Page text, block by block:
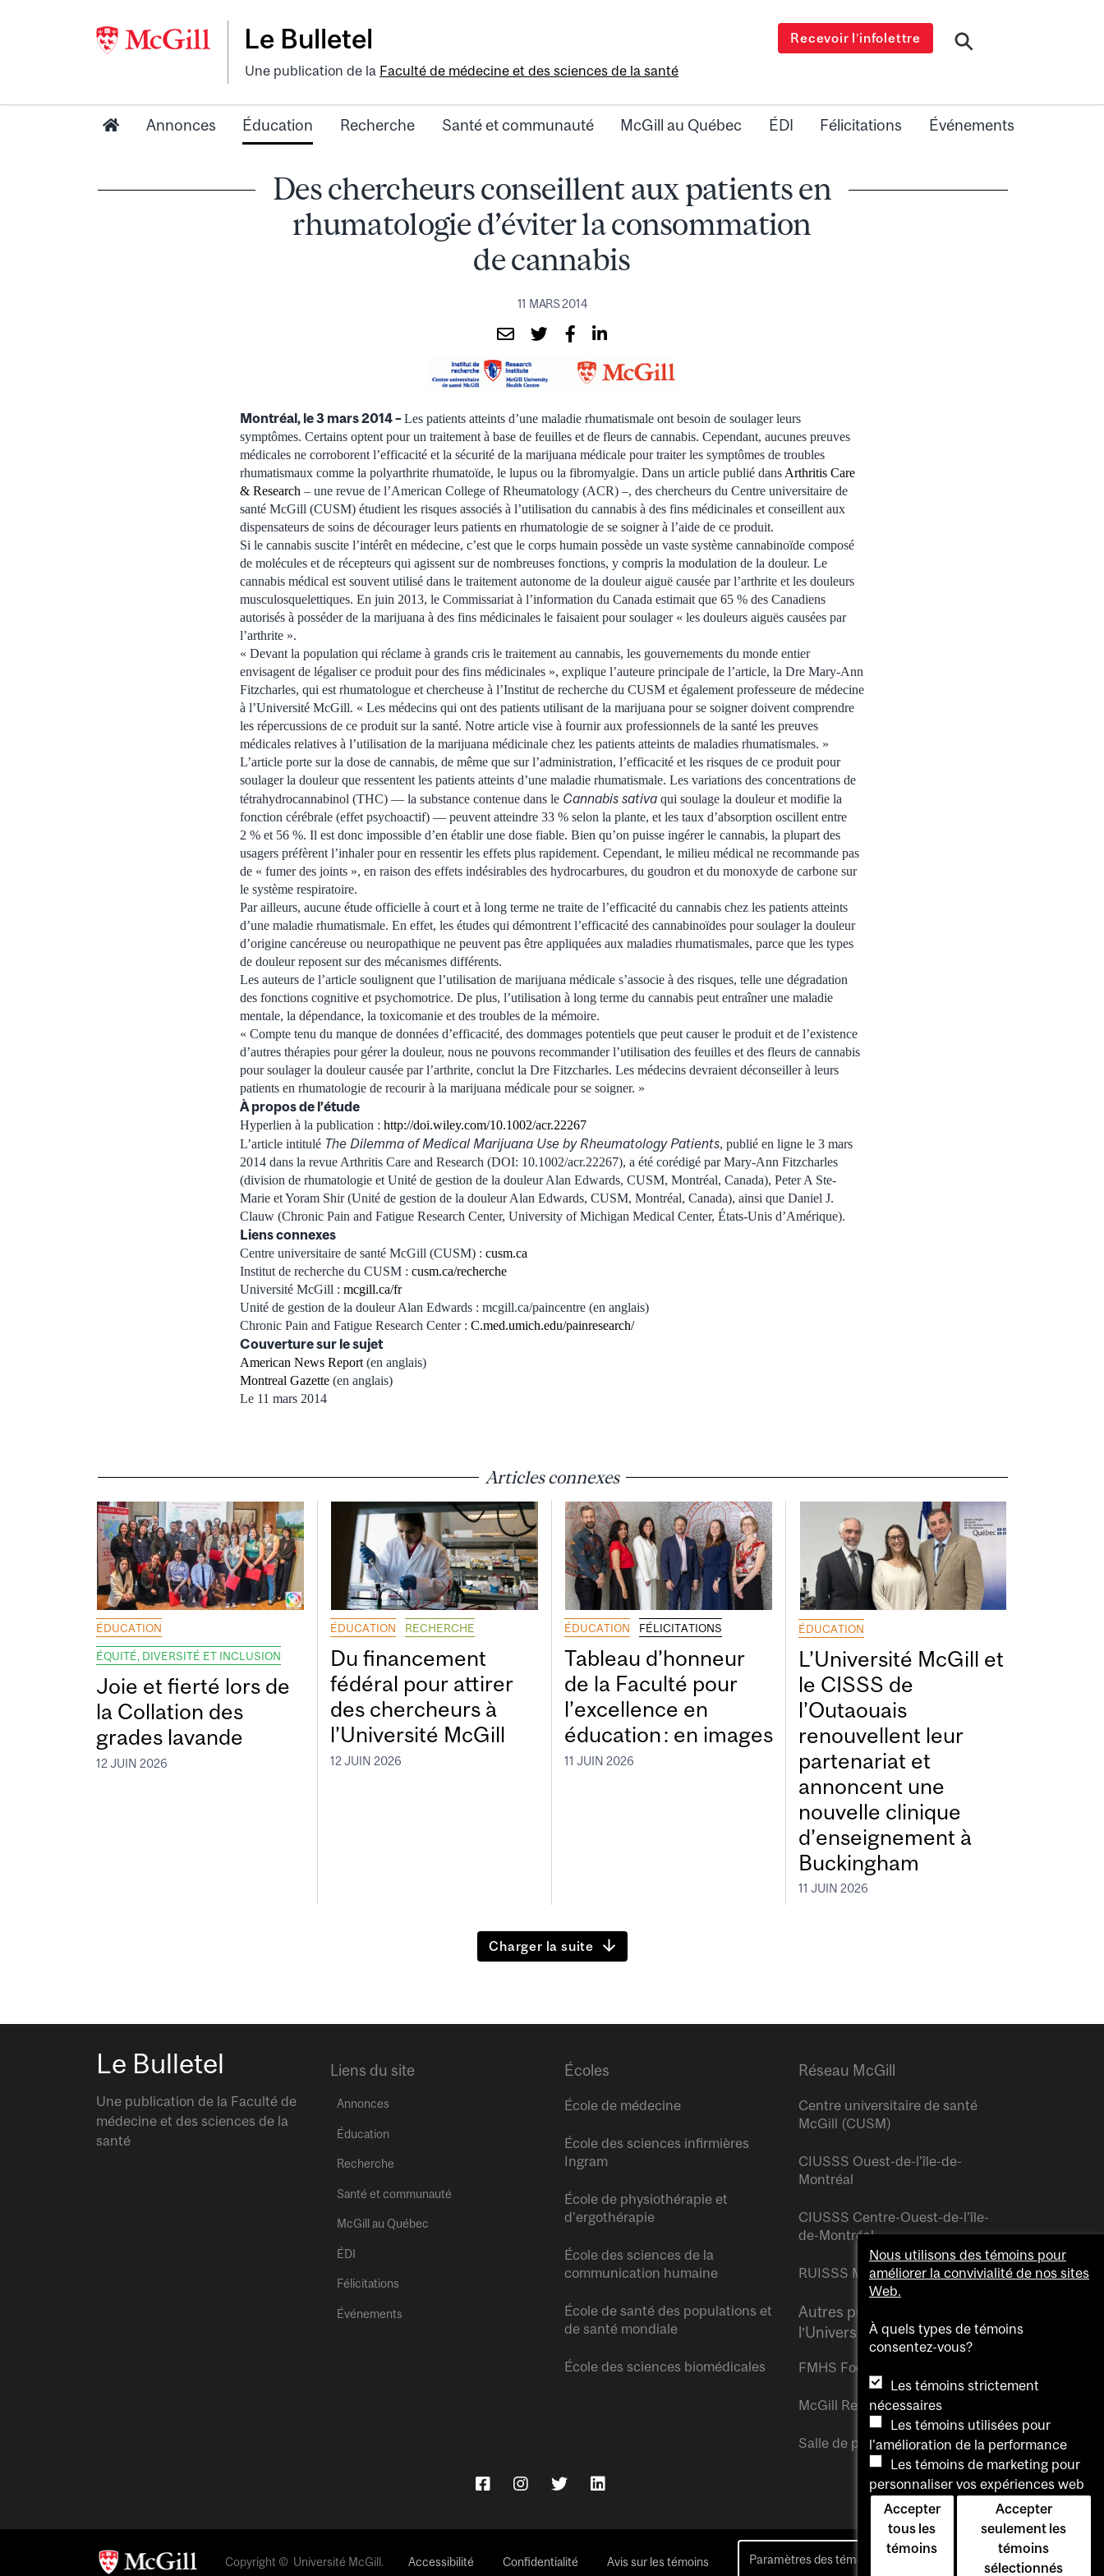
Le Bulletel
Une publication de la Faculté de médecine et des sciences de la santé
Recevoir l’infolettre
Annonces Éducation Recherche Santé et communauté McGill au Québec ÉDI Félicitations Événements
Des chercheurs conseillent aux patients en
rhumatologie d’éviter la consommation
de cannabis
11 MARS 2014
Montréal, le 3 mars 2014 –Les patients atteints d’une maladie rhumatismale ont besoin de soulager leurs
symptômes. Certains optent pour un traitement à base de feuilles et de fleurs de cannabis. Cependant, aucunes preuves
médicales ne corroborent l’efficacité et la sécurité de la marijuana médicale pour traiter les symptômes de troubles
rhumatismaux comme la polyarthrite rhumatoïde, le lupus ou la fibromyalgie. Dans un article publié dans Arthritis Care
& Research – une revue de l’American College of Rheumatology (ACR) –, des chercheurs du Centre universitaire de
santé McGill (CUSM) étudient les risques associés à l’utilisation du cannabis à des fins médicinales et conseillent aux
dispensateurs de soins de décourager leurs patients en rhumatologie de se soigner à l’aide de ce produit.
Si le cannabis suscite l’intérêt en médecine, c’est que le corps humain possède un vaste système cannabinoïde composé
de molécules et de récepteurs qui agissent sur de nombreuses fonctions, y compris la modulation de la douleur. Le
cannabis médical est souvent utilisé dans le traitement autonome de la douleur aiguë causée par l’arthrite et les douleurs
musculosquelettiques. En juin 2013, le Commissariat à l’information du Canada estimait que 65 % des Canadiens
autorisés à posséder de la marijuana à des fins médicinales le faisaient pour soulager « les douleurs aiguës causées par
l’arthrite ».
« Devant la population qui réclame à grands cris le traitement au cannabis, les gouvernements du monde entier
envisagent de légaliser ce produit pour des fins médicinales », explique l’auteure principale de l’article, la Dre Mary-Ann
Fitzcharles, qui est rhumatologue et chercheuse à l’Institut de recherche du CUSM et également professeure de médecine
à l’Université McGill. « Les médecins qui ont des patients utilisant de la marijuana pour se soigner doivent comprendre
les répercussions de ce produit sur la santé. Notre article vise à fournir aux professionnels de la santé les preuves
médicales relatives à l’utilisation de la marijuana médicinale chez les patients atteints de maladies rhumatismales. »
L’article porte sur la dose de cannabis, de même que sur l’administration, l’efficacité et les risques de ce produit pour
soulager la douleur que ressentent les patients atteints d’une maladie rhumatismale. Les variations des concentrations de
tétrahydrocannabinol (THC) — la substance contenue dans le Cannabis sativa qui soulage la douleur et modifie la
fonction cérébrale (effet psychoactif) — peuvent atteindre 33 % selon la plante, et les taux d’absorption oscillent entre
2 % et 56 %. Il est donc impossible d’en établir une dose fiable. Bien qu’on puisse ingérer le cannabis, la plupart des
usagers préfèrent l’inhaler pour en ressentir les effets plus rapidement. Cependant, le milieu médical ne recommande pas
de « fumer des joints », en raison des effets indésirables des hydrocarbures, du goudron et du monoxyde de carbone sur
le système respiratoire.
Par ailleurs, aucune étude officielle à court et à long terme ne traite de l’efficacité du cannabis chez les patients atteints
d’une maladie rhumatismale. En effet, les études qui démontrent l’efficacité des cannabinoïdes pour soulager la douleur
d’origine cancéreuse ou neuropathique ne peuvent pas être appliquées aux maladies rhumatismales, parce que les types
de douleur reposent sur des mécanismes différents.
Les auteurs de l’article soulignent que l’utilisation de marijuana médicale s’associe à des risques, telle une dégradation
des fonctions cognitive et psychomotrice. De plus, l’utilisation à long terme du cannabis peut entraîner une maladie
mentale, la dépendance, la toxicomanie et des troubles de la mémoire.
« Compte tenu du manque de données d’efficacité, des dommages potentiels que peut causer le produit et de l’existence
d’autres thérapies pour gérer la douleur, nous ne pouvons recommander l’utilisation des feuilles et des fleurs de cannabis
pour soulager la douleur causée par l’arthrite, conclut la Dre Fitzcharles. Les médecins devraient déconseiller à leurs
patients en rhumatologie de recourir à la marijuana médicale pour se soigner. »
À propos de l’étude
Hyperlien à la publication : http://doi.wiley.com/10.1002/acr.22267
L’article intitulé The Dilemma of Medical Marijuana Use by Rheumatology Patients, publié en ligne le 3 mars
2014 dans la revue Arthritis Care and Research (DOI: 10.1002/acr.22267), a été corédigé par Mary-Ann Fitzcharles
(division de rhumatologie et Unité de gestion de la douleur Alan Edwards, CUSM, Montréal, Canada), Peter A Ste-
Marie et Yoram Shir (Unité de gestion de la douleur Alan Edwards, CUSM, Montréal, Canada), ainsi que Daniel J.
Clauw (Chronic Pain and Fatigue Research Center, University of Michigan Medical Center, États-Unis d’Amérique).
Liens connexes
Centre universitaire de santé McGill (CUSM) : cusm.ca
Institut de recherche du CUSM : cusm.ca/recherche
Université McGill : mcgill.ca/fr
Unité de gestion de la douleur Alan Edwards : mcgill.ca/paincentre (en anglais)
Chronic Pain and Fatigue Research Center : C.med.umich.edu/painresearch/
Couverture sur le sujet
American News Report (en anglais)
Montreal Gazette (en anglais)
Le 11 mars 2014
Articles connexes
ÉDUCATION
ÉQUITÉ, DIVERSITÉ ET INCLUSION
Joie et fierté lors de
la Collation des
grades lavande
12 JUIN 2026
ÉDUCATION RECHERCHE
Du financement
fédéral pour attirer
des chercheurs à
l’Université McGill
12 JUIN 2026
ÉDUCATION FÉLICITATIONS
Tableau d’honneur
de la Faculté pour
l’excellence en
éducation : en images
11 JUIN 2026
ÉDUCATION
L’Université McGill et
le CISSS de
l’Outaouais
renouvellent leur
partenariat et
annoncent une
nouvelle clinique
d’enseignement à
Buckingham
11 JUIN 2026
Charger la suite
Le Bulletel
Une publication de la Faculté de
médecine et des sciences de la
santé
Liens du site
Annonces
Éducation
Recherche
Santé et communauté
McGill au Québec
ÉDI
Félicitations
Événements
Écoles
École de médecine
École des sciences infirmières
Ingram
École de physiothérapie et
d’ergothérapie
École des sciences de la
communication humaine
École de santé des populations et
de santé mondiale
École des sciences biomédicales
Réseau McGill
Centre universitaire de santé
McGill (CUSM)
CIUSSS Ouest-de-l’île-de-
Montréal
CIUSSS Centre-Ouest-de-l’île-
de-Montréal
RUISSS McGill
Autres publications de
l’Université McGill
FMHS Focus
McGill Reporter
Salle de presse McGill
Copyright © Université McGill. Accessibilité Confidentialité Avis sur les témoins Paramètres des témoins Pour nous joindre
Nous utilisons des témoins pour
améliorer la convivialité de nos sites
Web.
À quels types de témoins
consentez-vous?
Les témoins strictement
nécessaires
Les témoins utilisées pour
l'amélioration de la performance
Les témoins de marketing pour
personnaliser vos expériences web
Accepter
tous les
témoins
Accepter
seulement les
témoins
sélectionnés